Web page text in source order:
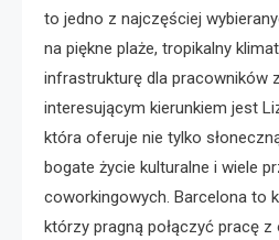
to jedno z najczęściej
na piękne plaże, tropikalny
infrastrukturę dla pracowników
interesującym kierunkiem jest
która oferuje nie tylko
bogate życie kulturalne i wiele
coworkingowych. Barcelona to
którzy pragną połączyć pracę z